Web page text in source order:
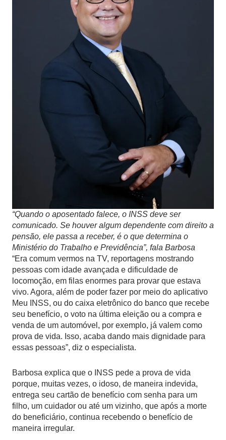
“Quando o aposentado falece, o INSS deve ser
comunicado. Se houver algum dependente com direito a
pensão, ele passa a receber, é o que determina o
Ministério do Trabalho e Previdência”, fala Barbosa
“Era comum vermos na TV, reportagens mostrando
pessoas com idade avançada e dificuldade de
locomoção, em filas enormes para provar que estava
vivo. Agora, além de poder fazer por meio do aplicativo
Meu INSS, ou do caixa eletrônico do banco que recebe
seu benefício, o voto na última eleição ou a compra e
venda de um automóvel, por exemplo, já valem como
prova de vida. Isso, acaba dando mais dignidade para
essas pessoas”, diz o especialista.
Barbosa explica que o INSS pede a prova de vida
porque, muitas vezes, o idoso, de maneira indevida,
entrega seu cartão de benefício com senha para um
filho, um cuidador ou até um vizinho, que após a morte
do beneficiário, continua recebendo o benefício de
maneira irregular.